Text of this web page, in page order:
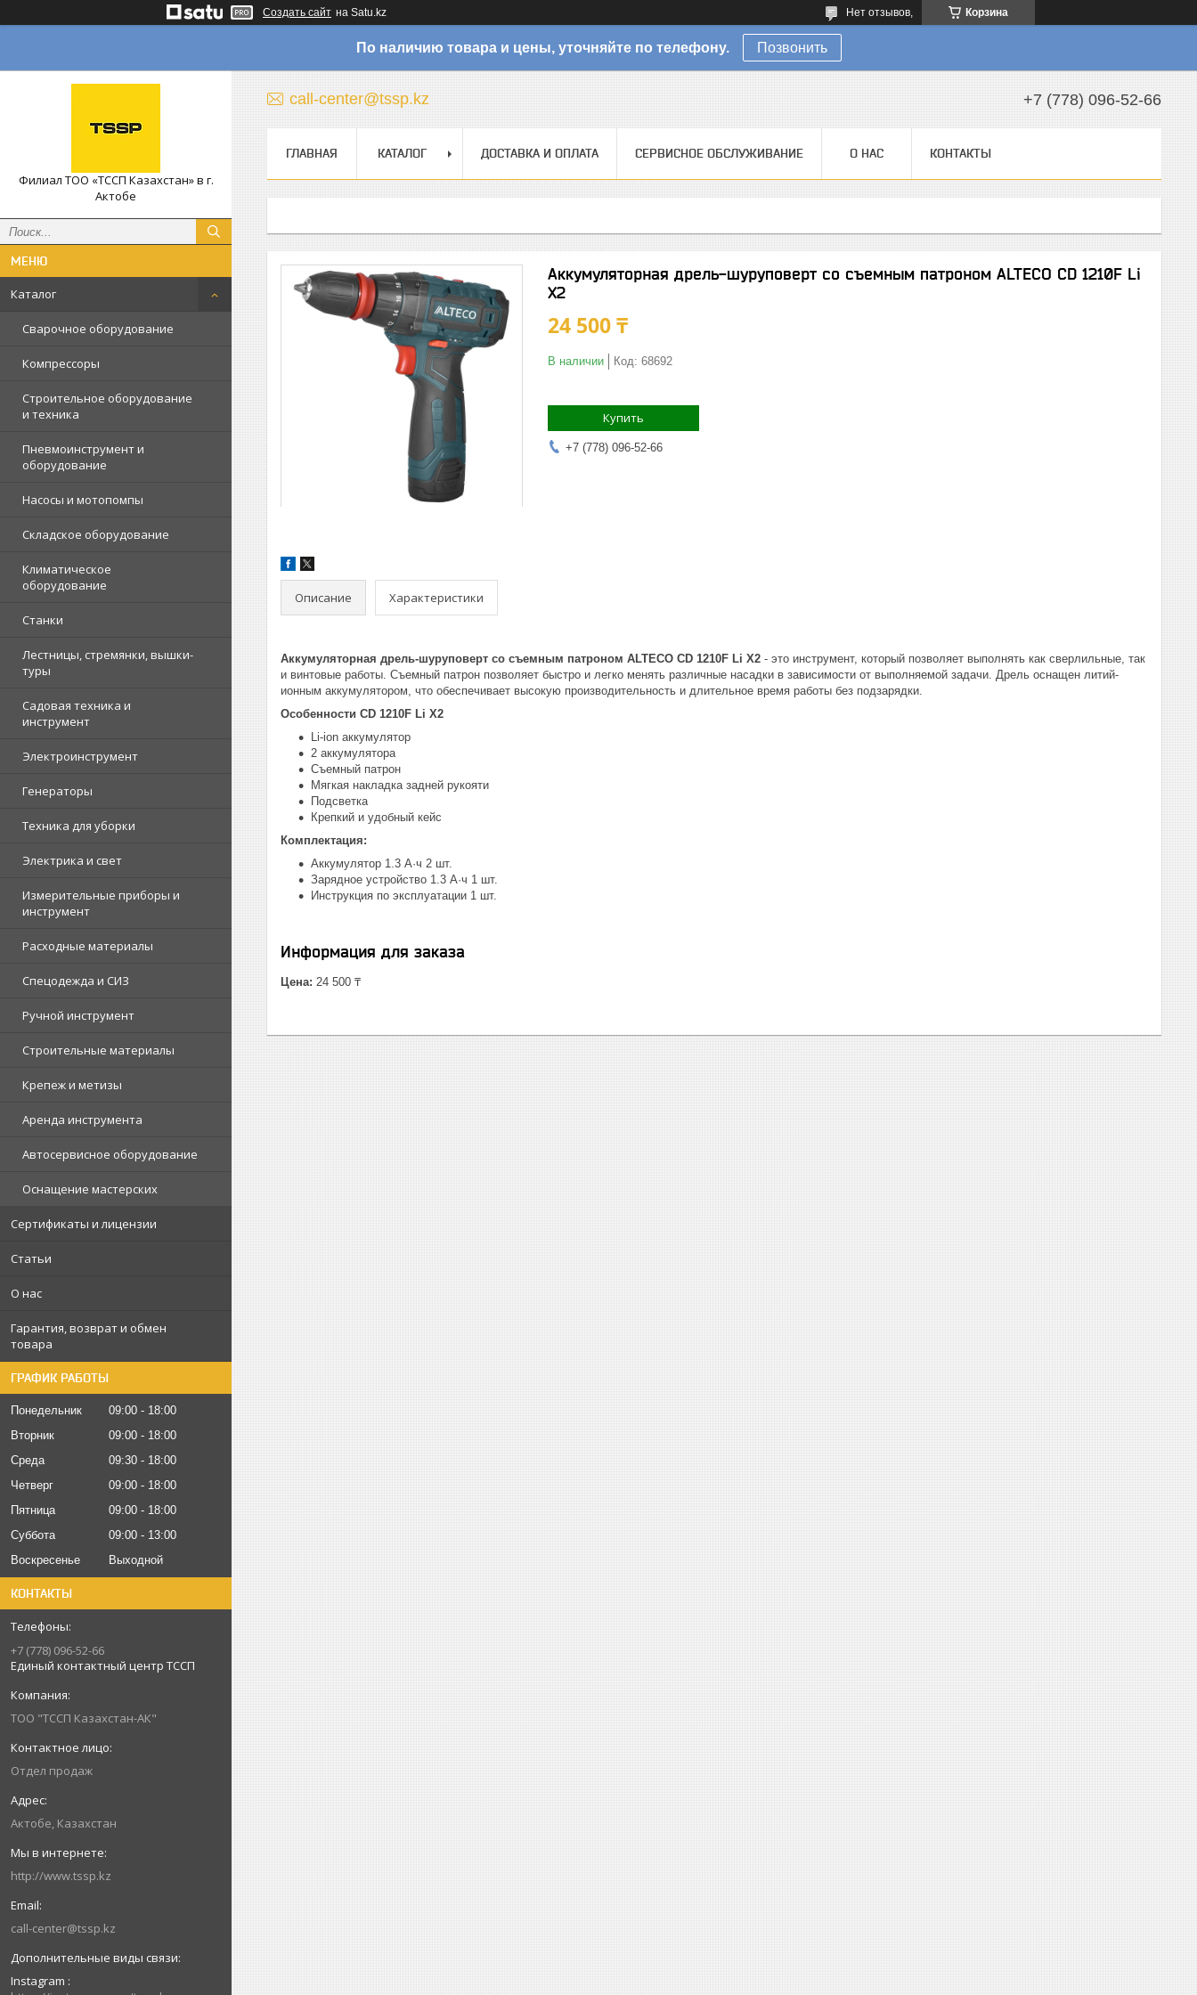
Создать сайт на Satu.kz Корзина
Нет отзывов,
По наличию товара и цены, уточняйте по телефону. Позвонить
Филиал ТОО «ТССП Казахстан» в г.
Актобе
Каталог
Сварочное оборудование
Компрессоры
Строительное оборудование
и техника
Пневмоинструмент и
оборудование
Насосы и мотопомпы
Складское оборудование
Климатическое
оборудование
Станки
Лестницы, стремянки, вышки-
туры
Садовая техника и
инструмент
Электроинструмент
Генераторы
Техника для уборки
Электрика и свет
Измерительные приборы и
инструмент
Расходные материалы
Спецодежда и СИЗ
Ручной инструмент
Строительные материалы
Крепеж и метизы
Аренда инструмента
Автосервисное оборудование
Оснащение мастерских
Сертификаты и лицензии
Статьи
О нас
Гарантия, возврат и обмен
товара
ГРАФИК РАБОТЫ
Понедельник 09:00
18:00
Вторник
09:00
18:00
Среда
09:30
18:00
Четверг
09:00
18:00
Пятница
09:00
18:00
Суббота
09:00
13:00
Воскресенье
Выходной
КОНТАКТЫ
+7 (778) 096-52-66
Единый контактный центр ТССП
ТОО "ТССП Казахстан-АК"
Отдел продаж
Актобе, Казахстан
http://www.tssp.kz
call-center@tssp.kz
Instagram
call-center@tssp.kz +7 (778) 096-52-66
ГЛАВНАЯ КАТАЛОГ ДОСТАВКА И ОПЛАТА СЕРВИСНОЕ ОБСЛУЖИВАНИЕ О НАС КОНТАКТЫ
Аккумуляторная дрель-шуруповерт со съемным патроном ALTECO CD 1210F Li
X2
24 500 ₸
В наличии Код: 68692
Купить
+7 (778) 096-52-66
Описание Характеристики
Аккумуляторная дрель-шуруповерт со съемным патроном ALTECO CD 1210F Li X2 - это инструмент, который позволяет выполнять как сверлильные, так
и винтовые работы. Съемный патрон позволяет быстро и легко менять различные насадки в зависимости от выполняемой задачи. Дрель оснащен литий-
ионным аккумулятором, что обеспечивает высокую производительность и длительное время работы без подзарядки.
Особенности CD 1210F Li X2
Li-ion аккумулятор
2 аккумулятора
Съемный патрон
Мягкая накладка задней рукояти
Подсветка
Крепкий и удобный кейс
Комплектация:
Аккумулятор 1.3 А·ч 2 шт.
Зарядное устройство 1.3 А·ч 1 шт.
Инструкция по эксплуатации 1 шт.
Информация для заказа
Цена: 24 500 ₸